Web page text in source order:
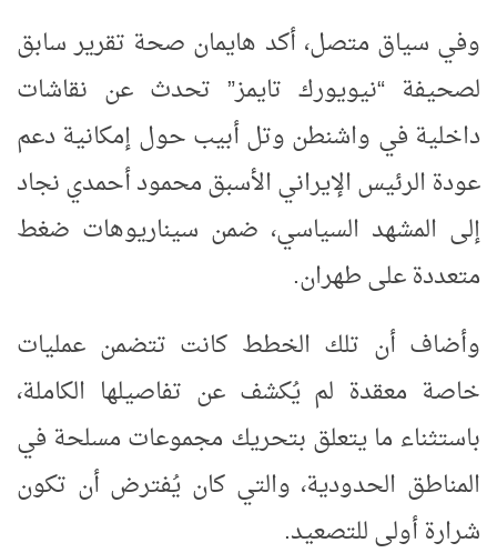
وفي سياق متصل، أكد هايمان صحة تقرير سابق
لصحيفة “نيويورك تايمز” تحدث عن نقاشات
داخلية في واشنطن وتل أبيب حول إمكانية دعم
عودة الرئيس الإيراني الأسبق محمود أحمدي نجاد
إلى المشهد السياسي، ضمن سيناريوهات ضغط
متعددة على طهران.
وأضاف أن تلك الخطط كانت تتضمن عمليات
خاصة معقدة لم يُكشف عن تفاصيلها الكاملة،
باستثناء ما يتعلق بتحريك مجموعات مسلحة في
المناطق الحدودية، والتي كان يُفترض أن تكون
شرارة أولى للتصعيد.